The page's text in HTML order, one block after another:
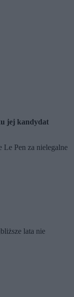
jej kandydat
Le Pen za nielegalne
lata nie